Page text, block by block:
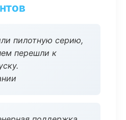
пилотную серию,
перешли к